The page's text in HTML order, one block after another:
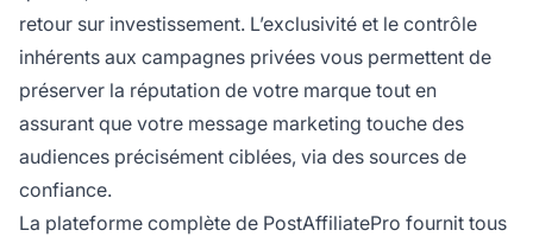
retour sur investissement. L’exclusivité et le contrôle
inhérents aux campagnes privées vous permettent de
préserver la réputation de votre marque tout en
assurant que votre message marketing touche des
audiences précisément ciblées, via des sources de
confiance.
La plateforme complète de PostAffiliatePro fournit tous